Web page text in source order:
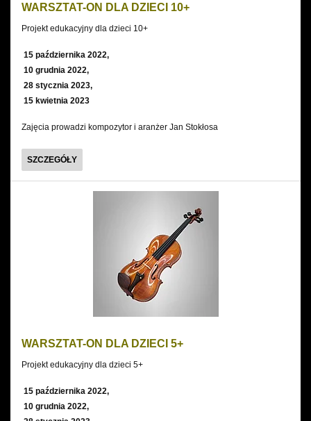
WARSZTAT-ON DLA DZIECI 10+
Projekt edukacyjny dla dzieci 10+
15 października 2022,
10 grudnia 2022,
28 stycznia 2023,
15 kwietnia 2023
Zajęcia prowadzi kompozytor i aranżer Jan Stokłosa
SZCZEGÓŁYWARSZTAT-
ON
WARSZTAT-ON DLA DZIECI 5+
Projekt edukacyjny dla dzieci 5+
15 października 2022,
10 grudnia 2022,